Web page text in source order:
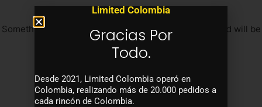
Something big is brewing! Our store is in the works and will be
launching soon!
Limited Colombia
Gracias Por
Todo.
Desde 2021, Limited Colombia operó en
Colombia, realizando más de 20.000 pedidos a
cada rincón de Colombia.